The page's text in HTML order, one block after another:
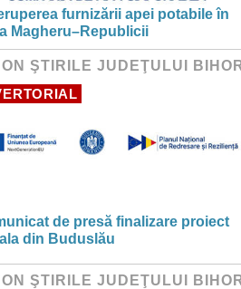
furnizării apei potabile în
Magheru–Republicii
ŞTIRILE JUDEŢULUI
de presă finalizare proiect
din Buduslău
ŞTIRILE JUDEŢULUI